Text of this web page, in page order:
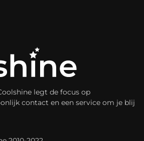
legt de focus op
contact en een service om je blij